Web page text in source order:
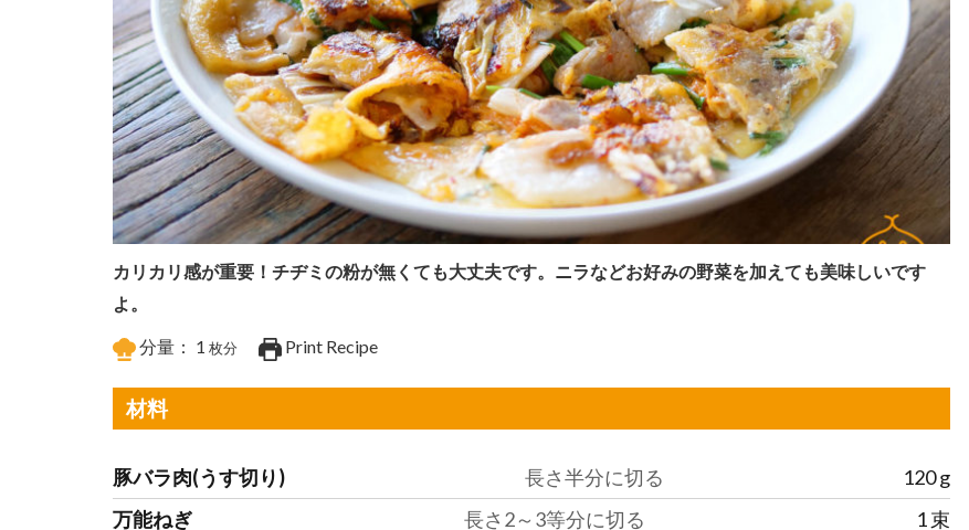
カリカリ感が重要！チヂミの粉が無くても大丈夫です。ニラなどお好みの野菜を加えても美味しいです
よ。
分量： 1 枚分 Print Recipe
材料
豚バラ肉(うす切り) 長さ半分に切る 120g
万能ねぎ
長さ2～3等分に切る 1束